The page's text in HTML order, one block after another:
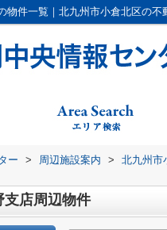
物件一覧｜北九州市小倉北区の
ー > 周辺施設案内 > 北九州市
支店周辺物件